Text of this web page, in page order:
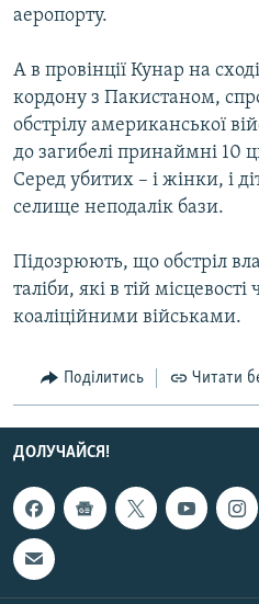
Усі сайти RFE/RL
аеропорту.
А в провінції Кунар на
кордону з Пакистаном,
обстрілу американської
до загибелі принаймні 10
Серед убитих – і жінки, і
селище неподалік бази.
Підозрюють, що обстріл
таліби, які в тій
коаліційними військами.
Поділитись Читати
ДОЛУЧАЙСЯ!